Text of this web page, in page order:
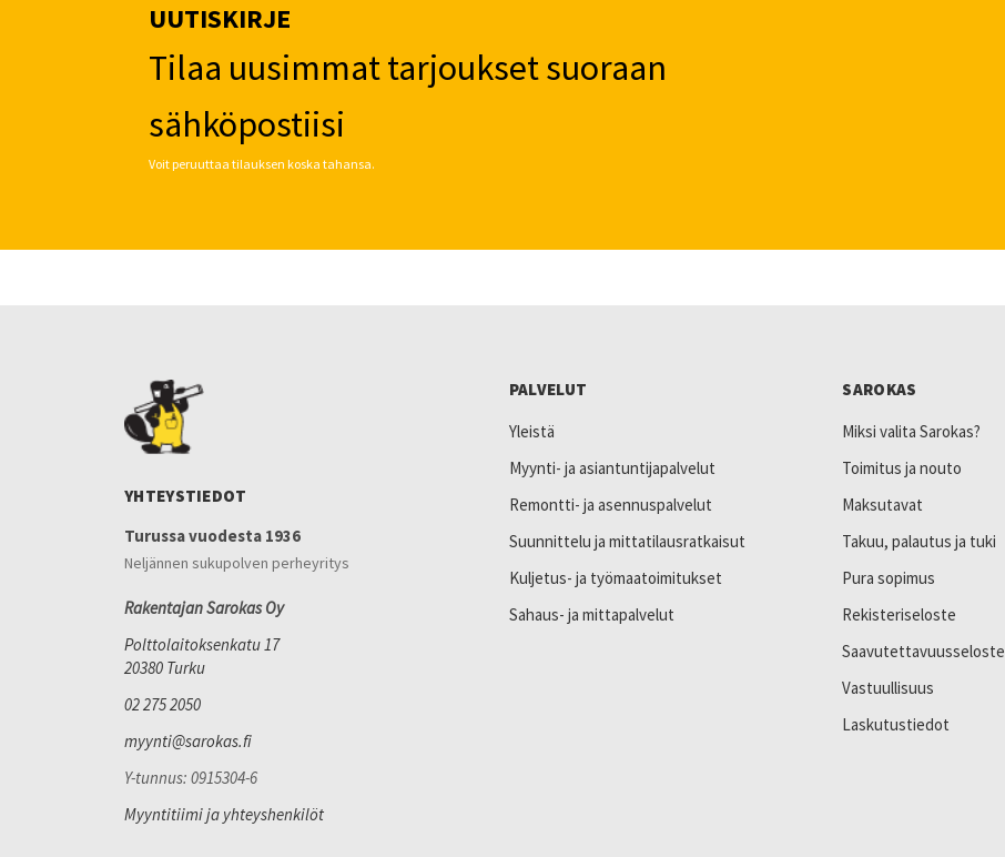
UUTISKIRJE
Tilaa uusimmat tarjoukset suoraan
sähköpostiisi
Voit peruuttaa tilauksen koska tahansa.
YHTEYSTIEDOT
Turussa vuodesta 1936
Neljännen sukupolven perheyritys
Rakentajan Sarokas Oy
Polttolaitoksenkatu 17
20380 Turku
02 275 2050
myynti@sarokas.fi
Y-tunnus: 0915304-6
Myyntitiimi ja yhteyshenkilöt
PALVELUT
Yleistä
Myynti- ja asiantuntijapalvelut
Remontti- ja asennuspalvelut
Suunnittelu ja mittatilausratkaisut
Kuljetus- ja työmaatoimitukset
Sahaus- ja mittapalvelut
SAROKAS
Miksi valita Sarokas?
Toimitus ja nouto
Maksutavat
Takuu, palautus ja tuki
Pura sopimus
Rekisteriseloste
Saavutettavuusseloste
Vastuullisuus
Laskutustiedot